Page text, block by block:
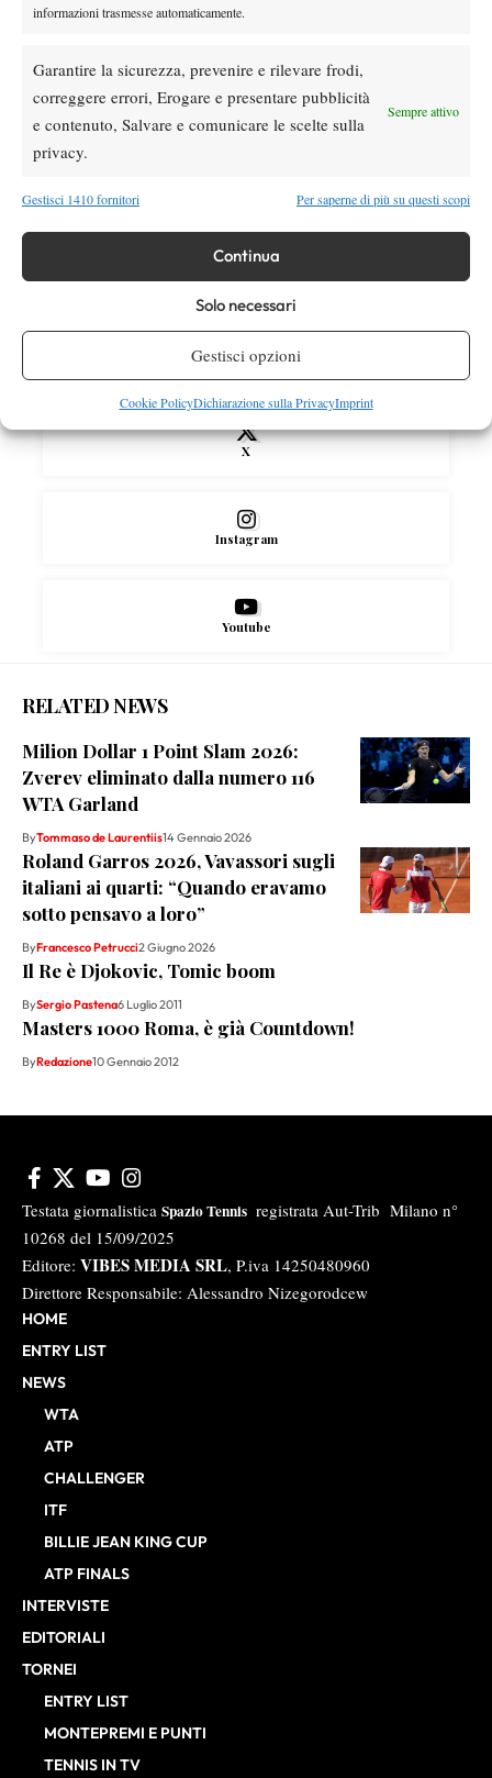
informazioni trasmesse automaticamente.
Garantire la sicurezza, prevenire e rilevare frodi,
correggere errori, Erogare e presentare pubblicità
e contenuto, Salvare e comunicare le scelte sulla
privacy.
Sempre attivo
Gestisci 1410 fornitori Per saperne di più su questi scopi
Continua
Solo necessari
Gestisci opzioni
Cookie PolicyDichiarazione sulla PrivacyImprint
WTA 1000 Toronto 2026: pioggia pesante,
gioco sospeso
Shang inizia in ritardo per pioggia
SOCIAL
Facebook
X
Instagram
Youtube
RELATED NEWS
Milion Dollar 1 Point Slam 2026:
Zverev eliminato dalla numero 116
WTA Garland
ByTommaso de Laurentiis14 Gennaio 2026
Roland Garros 2026, Vavassori sugli
italiani ai quarti: “Quando eravamo
sotto pensavo a loro”
ByFrancesco Petrucci2 Giugno 2026
Il Re è Djokovic, Tomic boom
BySergio Pastena6 Luglio 2011
Masters 1000 Roma, è già Countdown!
ByRedazione10 Gennaio 2012
Testata giornalistica Spazio Tennis registrata Aut-Trib Milano n°
10268 del 15/09/2025
Editore: VIBES MEDIA SRL, P.iva 14250480960
Direttore Responsabile: Alessandro Nizegorodcew
HOME
ENTRY LIST
NEWS
WTA
ATP
CHALLENGER
ITF
BILLIE JEAN KING CUP
ATP FINALS
INTERVISTE
EDITORIALI
TORNEI
ENTRY LIST
MONTEPREMI E PUNTI
TENNIS IN TV